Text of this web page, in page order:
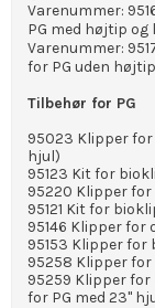
Varenummer:
PG med højtip
Varenummer:
for PG uden
Tilbehør for PG
95023 Klipper for
hjul)
95123 Kit for
95220 Klipper for
95121 Kit for
95146 Klipper for
95153 Klipper for
95258 Klipper
95259 Klipper
for PG med 23"